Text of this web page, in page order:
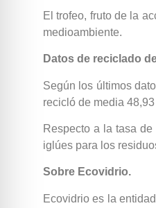
El trofeo, fruto de la
medioambiente.
Datos de reciclado
Según los últimos
recicló de media 48,93
Respecto a la tasa
iglúes para los
Sobre Ecovidrio.
Ecovidrio es la